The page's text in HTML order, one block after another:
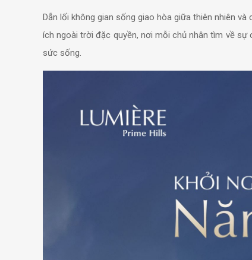
Dẫn lối không gian sống giao hòa giữa thiên nhiên
ích ngoài trời đặc quyền, nơi mỗi chủ nhân tìm về
sức sống.